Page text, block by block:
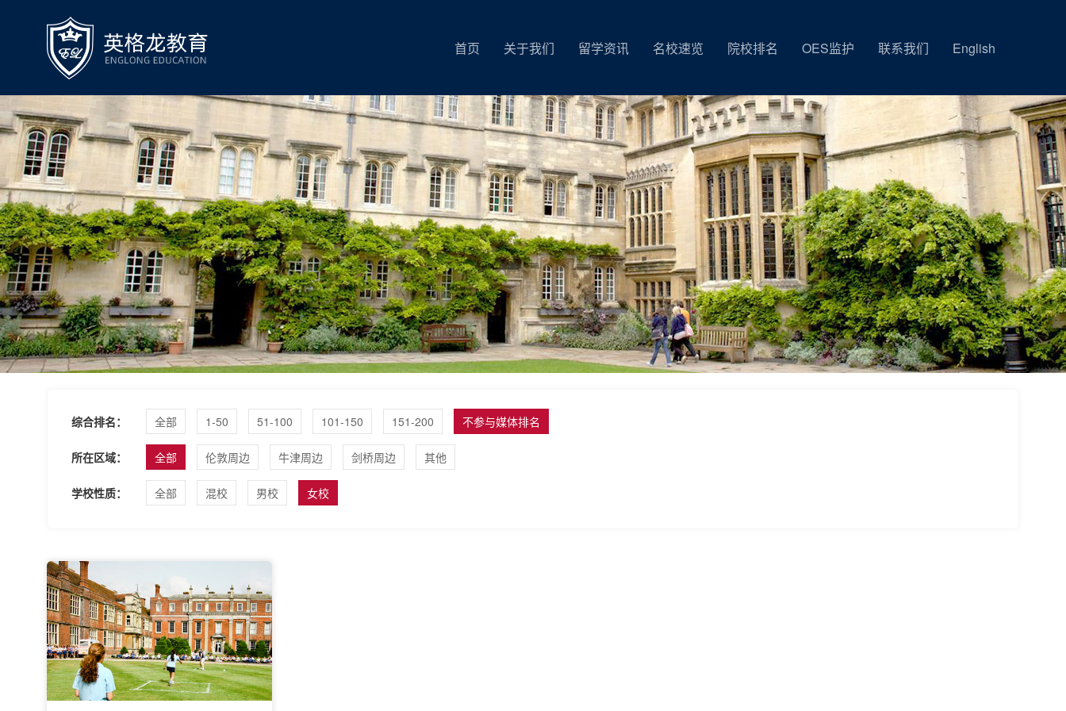
首页 关于我们 留学资讯 名校速览 院校排名 OES监护 联系我们 English
综合排名： 全部 1-50 51-100 101-150 151-200 不参与媒体排名
所在区域： 全部 伦敦周边 牛津周边 剑桥周边 其他
学校性质： 全部 混校 男校 女校